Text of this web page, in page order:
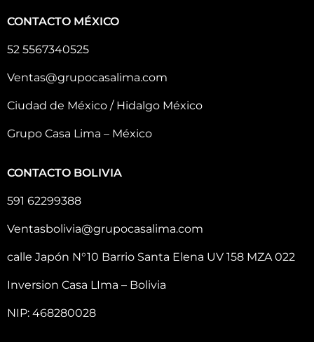
CONTACTO MÉXICO
52 5567340525
Ventas@grupocasalima.com
Ciudad de México / Hidalgo México
Grupo Casa Lima – México
CONTACTO BOLIVIA
591 62299388
Ventasbolivia@grupocasalima.com
calle Japón N°10 Barrio Santa Elena UV 158 MZA 022
Inversion Casa LIma – Bolivia
NIP: 468280028